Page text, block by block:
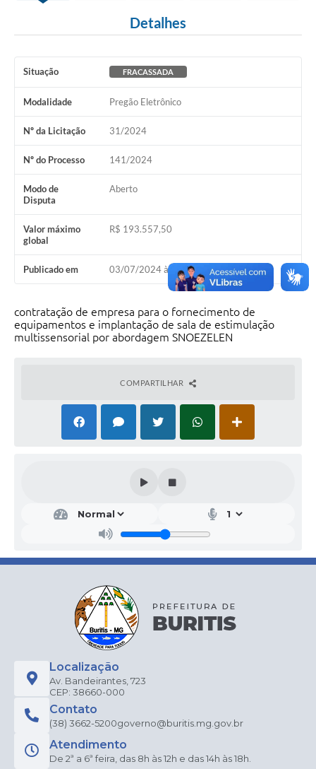
Detalhes
Situação FRACASSADA
Modalidade Pregão Eletrônico
Nº da Licitação 31/2024
Nº do Processo 141/2024
Modo de
Disputa
Aberto
Valor máximo
global
R$ 193.557,50
Publicado em 03/07/2024 às 09h00
contratação de empresa para o fornecimento de
equipamentos e implantação de sala de estimulação
multissensorial por abordagem SNOEZELEN
COMPARTILHAR
Localização
Av. Bandeirantes, 723
CEP: 38660-000
Contato
(38) 3662-5200governo@buritis.mg.gov.br
Atendimento
De 2ª a 6ª feira, das 8h às 12h e das 14h às 18h.